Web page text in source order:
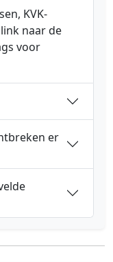
KVK-
naar de
voor
er